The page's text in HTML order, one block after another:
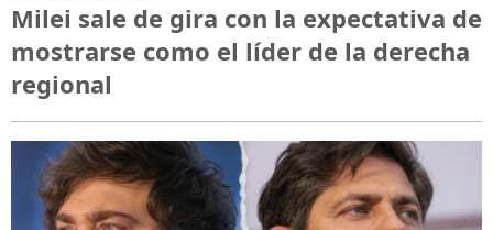
Milei sale de gira con la expectativa de
mostrarse como el líder de la derecha
regional